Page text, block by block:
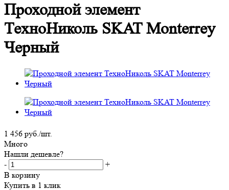
Проходной элемент
ТехноНиколь SKAT Monterrey
Черный
1 456 руб./шт.
Много
Нашли дешевле?
-
+
В корзину
Купить в 1 клик